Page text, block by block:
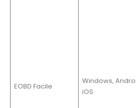
EOBD Facile
Windows,
iOS